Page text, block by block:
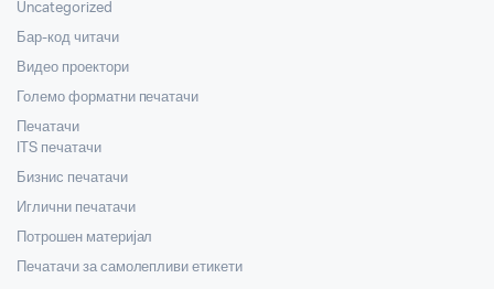
Uncategorized
Бар-код читачи
Видео проектори
Големо форматни печатачи
Печатачи
ITS печатачи
Бизнис печатачи
Иглични печатачи
Потрошен материјал
Печатачи за самолепливи етикети